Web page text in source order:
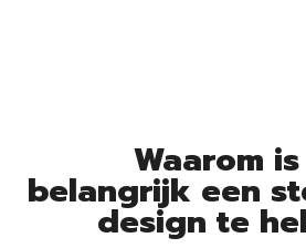
Waarom
belangrijk een
design te